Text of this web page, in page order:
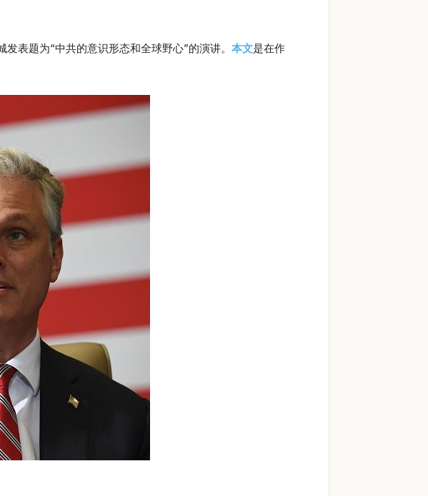
表题为“中共的意识形态和全球野心”的演讲。 本文是在作